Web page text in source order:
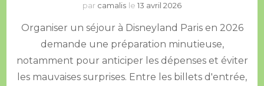
par camalis le 13 avril 2026
Organiser un séjour à Disneyland Paris en 2026
demande une préparation minutieuse,
notamment pour anticiper les dépenses et éviter
les mauvaises surprises. Entre les billets d'entrée,